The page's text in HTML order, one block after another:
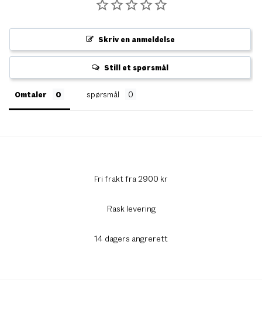
Skriv en anmeldelse
Still et spørsmål
Omtaler spørsmål
Fri frakt fra 2900 kr
Rask levering
14 dagers angrerett